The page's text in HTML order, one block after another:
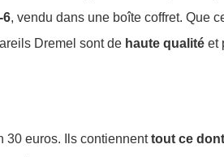
6, vendu dans une boîte coffret. Que
Dremel sont de haute qualité et
30 euros. Ils contiennenttout ce